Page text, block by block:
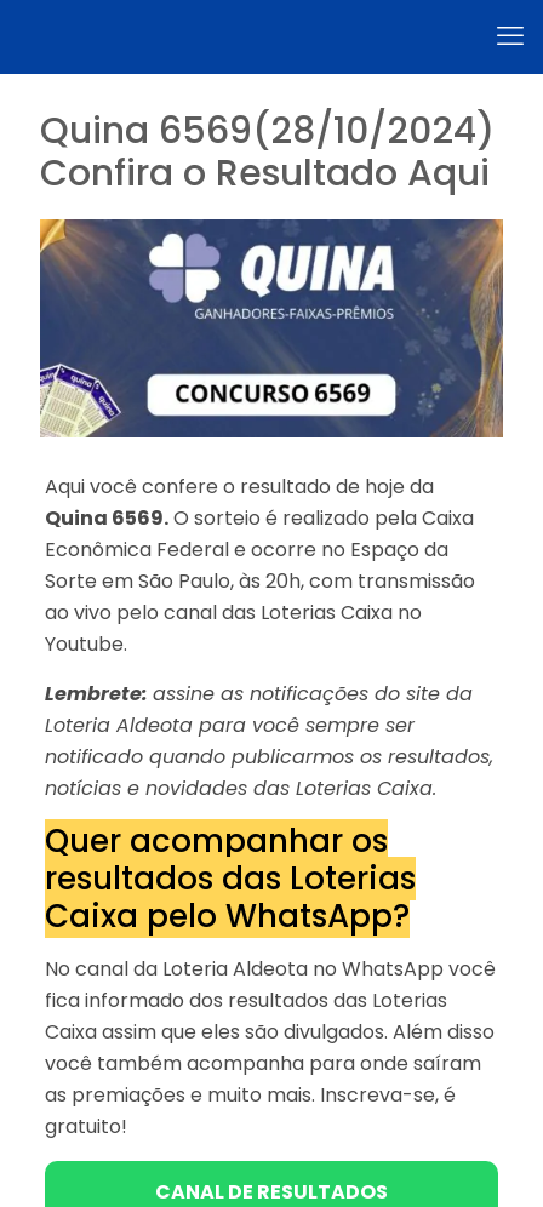
Quina 6569(28/10/2024)
Confira o Resultado Aqui
Aqui você confere o resultado de hoje da
Quina 6569.O sorteio é realizado pela Caixa
Econômica Federal e ocorre no Espaço da
Sorte em São Paulo, às 20h, com transmissão
ao vivo pelo canal das Loterias Caixa no
Youtube.
Lembrete: assine as notificações do site da
Loteria Aldeota para você sempre ser
notificado quando publicarmos os resultados,
notícias e novidades das Loterias Caixa.
Quer acompanhar os
resultados das Loterias
Caixa pelo WhatsApp?
No canal da Loteria Aldeota no WhatsApp você
fica informado dos resultados das Loterias
Caixa assim que eles são divulgados. Além disso
você também acompanha para onde saíram
as premiações e muito mais. Inscreva-se, é
gratuito!
CANAL DE RESULTADOS